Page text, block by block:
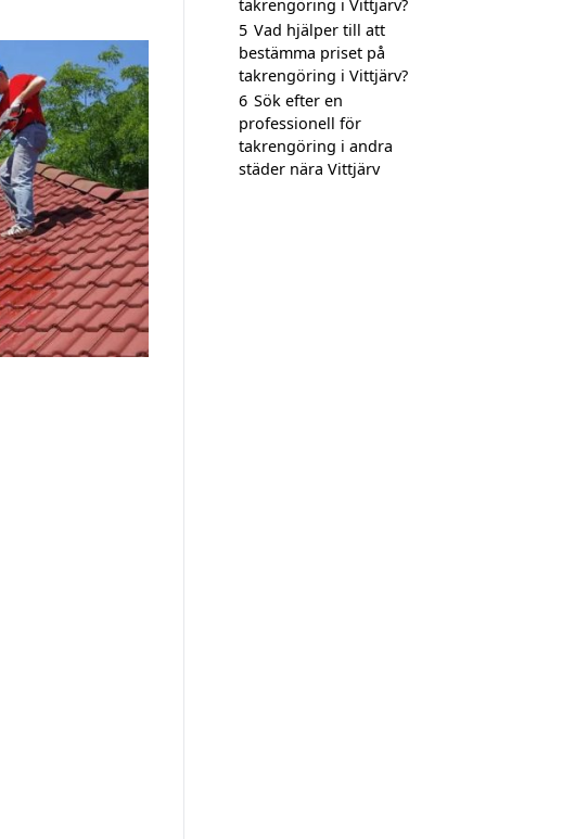
takrengöring i Vittjärv?
5 Vad hjälper till att
bestämma priset på
takrengöring i Vittjärv?
6 Sök efter en
professionell för
takrengöring i andra
städer nära Vittjärv